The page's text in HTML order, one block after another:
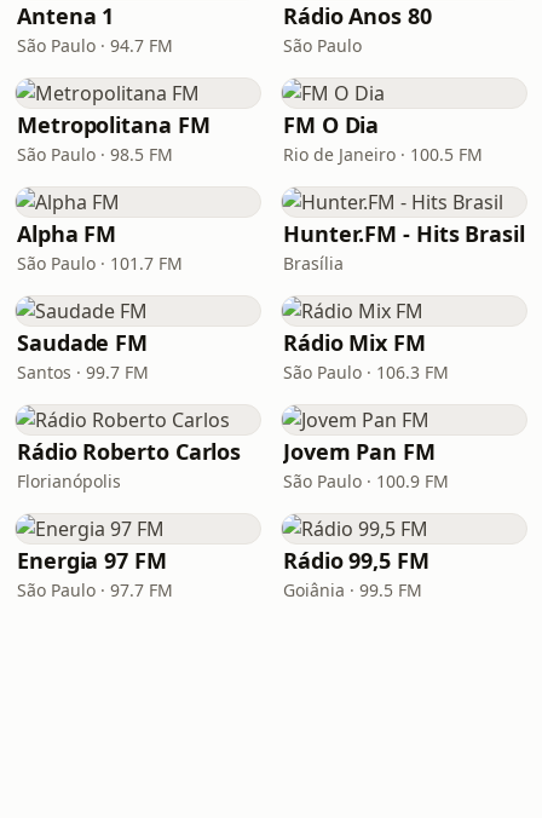
Antena 1
São Paulo · 94.7 FM
Rádio Anos 80
São Paulo
Metropolitana FM
São Paulo · 98.5 FM
FM O Dia
Rio de Janeiro · 100.5 FM
Alpha FM
São Paulo · 101.7 FM
Hunter.FM - Hits Brasil
Brasília
Saudade FM
Santos · 99.7 FM
Rádio Mix FM
São Paulo · 106.3 FM
Rádio Roberto Carlos
Florianópolis
Jovem Pan FM
São Paulo · 100.9 FM
Energia 97 FM
São Paulo · 97.7 FM
Rádio 99,5 FM
Goiânia · 99.5 FM